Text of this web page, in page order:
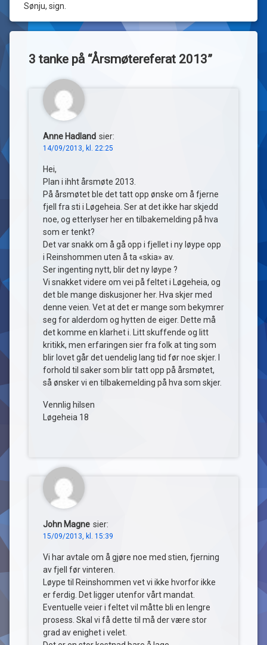
Sønju, sign.
3 tanke på “Årsmøtereferat 2013”
Anne Hadland sier:
14/09/2013, kl. 22:25
Hei,
Plan i ihht årsmøte 2013.
På årsmøtet ble det tatt opp ønske om å fjerne
fjell fra sti i Løgeheia. Ser at det ikke har skjedd
noe, og etterlyser her en tilbakemelding på hva
som er tenkt?
Det var snakk om å gå opp i fjellet i ny løype opp
i Reinshommen uten å ta «skia» av.
Ser ingenting nytt, blir det ny løype ?
Vi snakket videre om vei på feltet i Løgeheia, og
det ble mange diskusjoner her. Hva skjer med
denne veien. Vet at det er mange som bekymrer
seg for alderdom og hytten de eiger. Dette må
det komme en klarhet i. Litt skuffende og litt
kritikk, men erfaringen sier fra folk at ting som
blir lovet går det uendelig lang tid før noe skjer. I
forhold til saker som blir tatt opp på årsmøtet,
så ønsker vi en tilbakemelding på hva som skjer.
Vennlig hilsen
Løgeheia 18
John Magne sier:
15/09/2013, kl. 15:39
Vi har avtale om å gjøre noe med stien, fjerning
av fjell før vinteren.
Løype til Reinshommen vet vi ikke hvorfor ikke
er ferdig. Det ligger utenfor vårt mandat.
Eventuelle veier i feltet vil måtte bli en lengre
prosess. Skal vi få dette til må der være stor
grad av enighet i velet.